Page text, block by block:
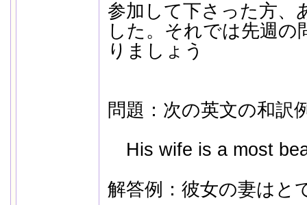
参加して下さった方、
した。それでは先週の
りましょう
問題：次の英文の和訳
His wife is a most
解答例：彼女の妻はと